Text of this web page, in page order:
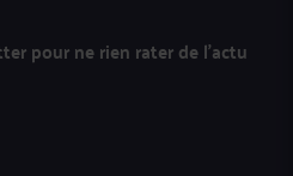
pour ne rien rater de l’actu